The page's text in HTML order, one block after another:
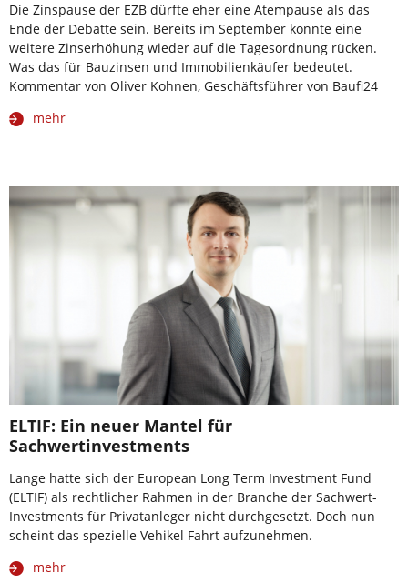
Die Zinspause der EZB dürfte eher eine Atempause als das
Ende der Debatte sein. Bereits im September könnte eine
weitere Zinserhöhung wieder auf die Tagesordnung rücken.
Was das für Bauzinsen und Immobilienkäufer bedeutet.
Kommentar von Oliver Kohnen, Geschäftsführer von Baufi24
mehr
ELTIF: Ein neuer Mantel für
Sachwertinvestments
Lange hatte sich der European Long Term Investment Fund
(ELTIF) als rechtlicher Rahmen in der Branche der Sachwert-
Investments für Privatanleger nicht durchgesetzt. Doch nun
scheint das spezielle Vehikel Fahrt aufzunehmen.
mehr